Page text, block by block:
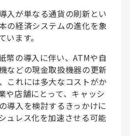
入が単なる通貨の刷新とい
の経済システムの進化を象
ます。
幣の導入に伴い、ATMや自
などの現金取扱機器の更新
これには多大なコストがか
や店舗にとって、キャッシ
導入を検討するきっかけに
ュレス化を加速させる可能